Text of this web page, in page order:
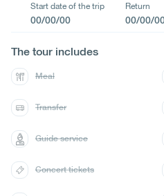
Start date of the trip
00/00/00
Return
00/00/
The tour includes
Meal
Transfer
Guide service
Concert tickets